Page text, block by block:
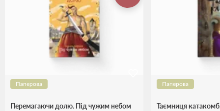
Паперова
Перемагаючи долю. Під чужим небом
Паперова
Таємниця